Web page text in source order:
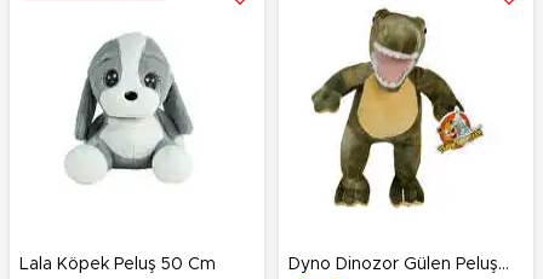
Lala Köpek Peluş 50 Cm
Dyno Dinozor Gülen Peluş